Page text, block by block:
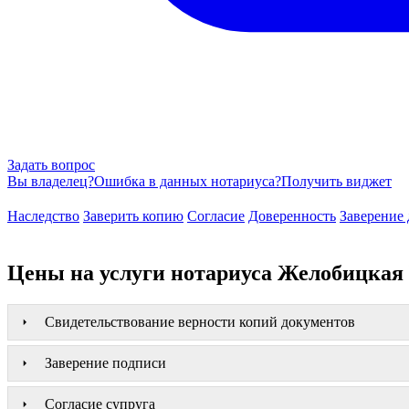
Задать вопрос
Вы владелец?Ошибка в данных нотариуса?Получить виджет
Наследство Заверить копию Согласие Доверенность Заверение
Цены на услуги нотариуса
Свидетельствование верности копий документов
Заверение подписи
Согласие супруга